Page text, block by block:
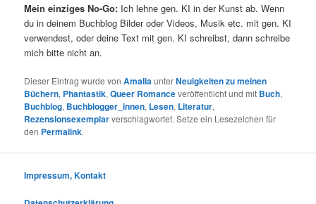
Mein einziges No-Go: Ich lehne gen. KI in der Kunst ab. Wenn
du in deinem Buchblog Bilder oder Videos, Musik etc. mit gen. KI
verwendest, oder deine Text mit gen. KI schreibst, dann schreibe
mich bitte nicht an.
Dieser Eintrag wurde vonAmaliaunterNeuigkeiten zu meinen
Büchern, Phantastik,Queer Romanceveröffentlicht und mit Buch,
Buchblog, Buchblogger_innen, Lesen, Literatur,
Rezensionsexemplarverschlagwortet. Setze ein Lesezeichen für
den Permalink.
Impressum, Kontakt